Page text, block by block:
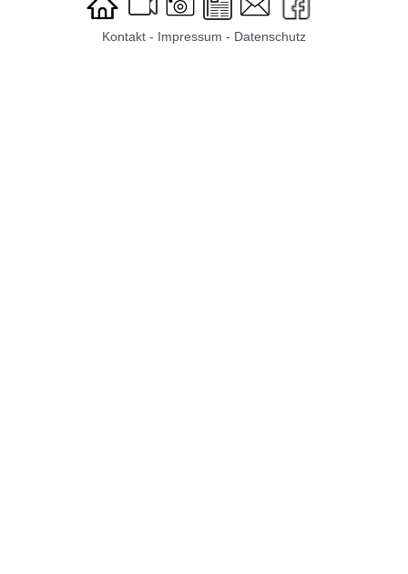
Kontakt - Impressum - Datenschutz